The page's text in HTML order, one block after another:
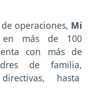
operaciones, Mi
en más de 100
con más de
de familia,
hasta